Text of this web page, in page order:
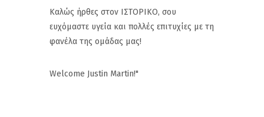
Καλώς ήρθες στον ΙΣΤΟΡΙΚΟ, σου
ευχόμαστε υγεία και πολλές επιτυχίες με τη
φανέλα της ομάδας μας!
Welcome Justin Martin!"